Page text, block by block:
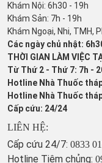
Khám Nội: 6h30 - 19h
Khám Sản: 7h - 19h
Khám Ngoại, Nhi, TMH,
Các ngày chủ nhật:
THỜI GIAN LÀM VIỆC
Từ Thứ 2 - Thứ 7: 7h -
Hotline Nhà Thuốc
Hotline Nhà Thuốc
Cấp cứu: 24/24
LIÊN HỆ:
Cấp cứu 24/7: 0833
Hotline Tiêm chủng: